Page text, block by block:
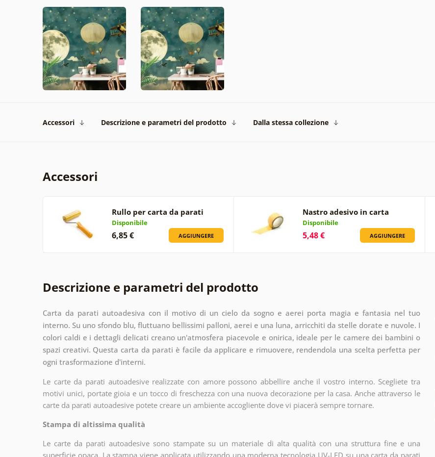
Accessori Descrizione e parametri del prodotto Dalla stessa collezione
Accessori
Rullo per carta da parati
Disponibile
6,85 € AGGIUNGERE
Nastro adesivo in carta
Disponibile
5,48 € AGGIUNGERE
Descrizione e parametri del prodotto
Carta da parati autoadesiva con il motivo di un cielo da sogno e aerei porta magia e fantasia nel tuo
interno. Su uno sfondo blu, fluttuano bellissimi palloni, aerei e una luna, arricchiti da stelle dorate e nuvole. I
colori caldi e i dettagli delicati creano un'atmosfera piacevole e onirica, ideale per le camere dei bambini o
spazi creativi. Questa carta da parati è facile da applicare e rimuovere, rendendola una scelta perfetta per
ogni trasformazione d'interni.
Le carte da parati autoadesive realizzate con amore possono abbellire anche il vostro interno. Scegliete tra
motivi unici, portate gioia e un tocco di freschezza con una nuova decorazione per la casa. Anche attraverso le
carte da parati autoadesive potete creare un ambiente accogliente dove vi piacerà sempre tornare.
Stampa di altissima qualità
Le carte da parati autoadesive sono stampate su un materiale di alta qualità con una struttura fine e una
superficie opaca. La stampa viene applicata utilizzando una moderna tecnologia UV-LED su una carta da parati